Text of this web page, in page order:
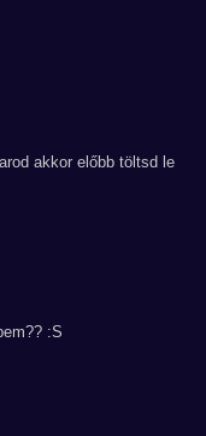
akkor előbb töltsd le
:S